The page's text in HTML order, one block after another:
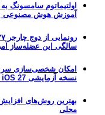
اولتیماتوم سامسونگ
آموزش هوش مصنوعی
سالگی این عضله‌ساز
امکان شخصی‌سازی
نسخه آزمایشی iOS 27 فراهم شد
بهترین روش‌های
محلی